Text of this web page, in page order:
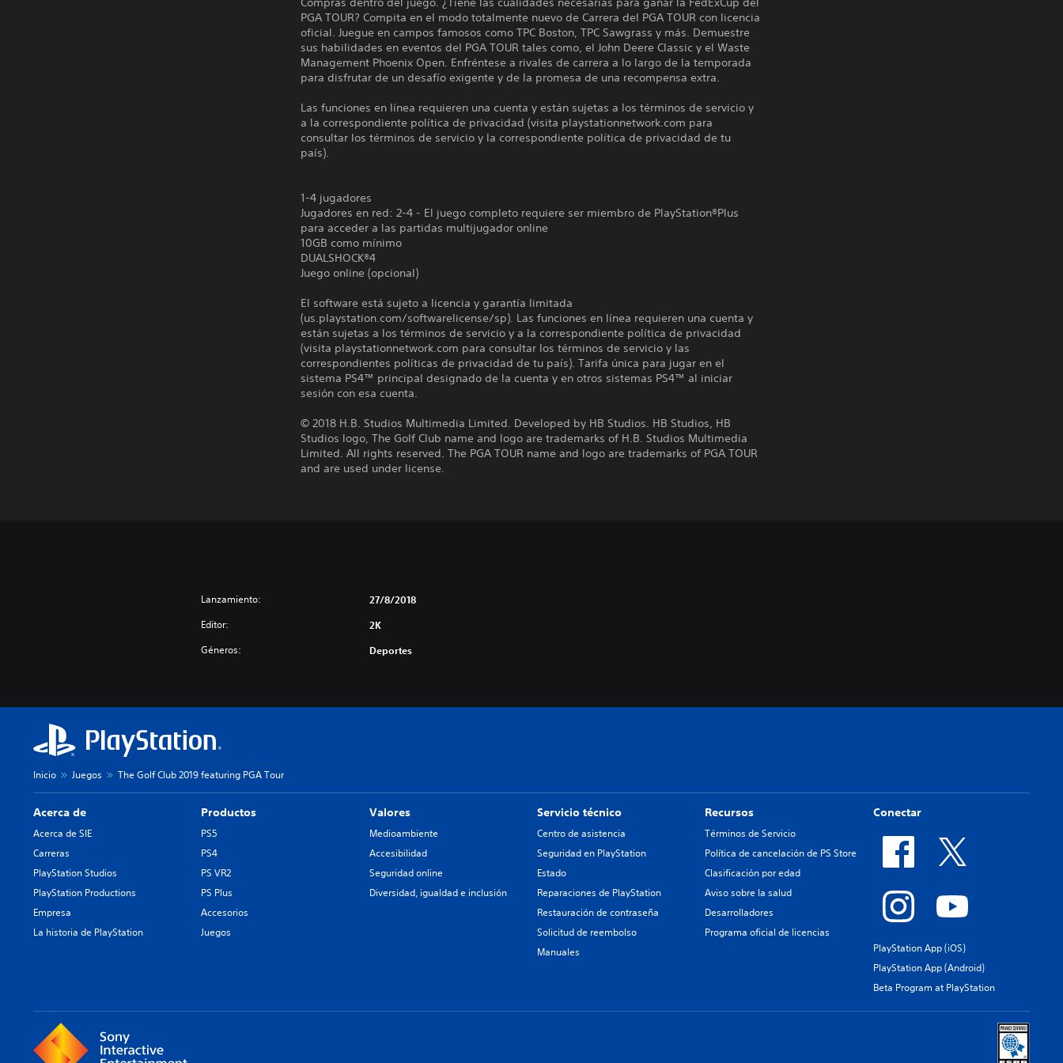
PGA TOUR? Compita en el modo totalmente nuevo de Carrera del PGA TOUR con licencia
oficial. Juegue en campos famosos como TPC Boston, TPC Sawgrass y más. Demuestre
sus habilidades en eventos del PGA TOUR tales como, el John Deere Classic y el Waste
Management Phoenix Open. Enfréntese a rivales de carrera a lo largo de la temporada
para disfrutar de un desafío exigente y de la promesa de una recompensa extra.
Las funciones en línea requieren una cuenta y están sujetas a los términos de servicio y
a la correspondiente política de privacidad (visita playstationnetwork.com para
consultar los términos de servicio y la correspondiente política de privacidad de tu
país).
1-4 jugadores
Jugadores en red: 2-4 - El juego completo requiere ser miembro de PlayStation®Plus
para acceder a las partidas multijugador online
10GB como mínimo
DUALSHOCK®4
Juego online (opcional)
El software está sujeto a licencia y garantía limitada
(us.playstation.com/softwarelicense/sp). Las funciones en línea requieren una cuenta y
están sujetas a los términos de servicio y a la correspondiente política de privacidad
(visita playstationnetwork.com para consultar los términos de servicio y las
correspondientes políticas de privacidad de tu país). Tarifa única para jugar en el
sistema PS4™ principal designado de la cuenta y en otros sistemas PS4™ al iniciar
sesión con esa cuenta.
© 2018 H.B. Studios Multimedia Limited. Developed by HB Studios. HB Studios, HB
Studios logo, The Golf Club name and logo are trademarks of H.B. Studios Multimedia
Limited. All rights reserved. The PGA TOUR name and logo are trademarks of PGA TOUR
and are used under license.
Lanzamiento: 27/8/2018
Editor: 2K
Géneros: Deportes
Inicio Juegos The Golf Club 2019 featuring PGA Tour
Acerca de
Acerca de SIE
Carreras
PlayStation Studios
PlayStation Productions
Empresa
La historia de PlayStation
Productos
PS5
PS4
PS VR2
PS Plus
Accesorios
Juegos
Valores
Medioambiente
Accesibilidad
Seguridad online
Diversidad, igualdad e inclusión
Servicio técnico
Centro de asistencia
Seguridad en PlayStation
Estado
Reparaciones de PlayStation
Restauración de contraseña
Solicitud de reembolso
Manuales
Recursos
Términos de Servicio
Política de cancelación de PS Store
Clasificación por edad
Aviso sobre la salud
Desarrolladores
Programa oficial de licencias
Conectar
PlayStation App (iOS)
PlayStation App (Android)
Beta Program at PlayStation